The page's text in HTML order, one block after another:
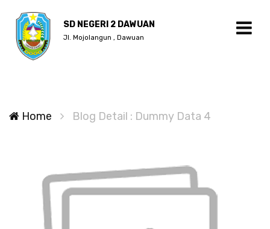
SD NEGERI 2 DAWUAN
Jl. Mojolangun , Dawuan
Home Blog Detail : Dummy Data 4